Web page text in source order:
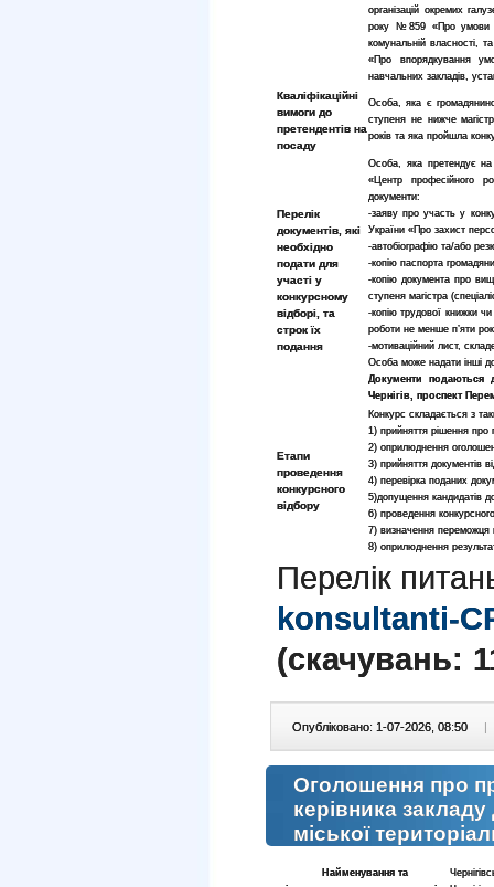
організацій окремих
року №859 «Про умови і
комунальній власності,
«Про впорядкування
навчальних закладів,
Кваліфікаційні
вимоги до
претендентів на
посаду
Особа, яка є
ступеня не нижче
років та яка пройшла
Перелік
документів, які
необхідно
подати для
участі у
конкурсному
відборі, та
строк їх
подання
Особа, яка претендує на
«Центр професійного
документи:
-заяву про участь у
України «Про захист
-автобіографію та/або
-копію паспорта
-копію документа про
ступеня магістра
-копію трудової книжки
роботи не менше п’яти
-мотиваційний лист,
Особа може надати інші
Документи
Чернігів, проспект
Етапи
проведення
конкурсного
відбору
Конкурс складається з
1) прийняття рішення про
2) оприлюднення
3) прийняття документів
4) перевірка поданих
5)допущення кандидатів
6) проведення
7) визначення переможця
8) оприлюднення
Перелік
konsultanti-
(cкачувань:
Опубліковано: 1-07-2026, 08:50 |
Оголошення про
керівника закладу
міської
Найменування та